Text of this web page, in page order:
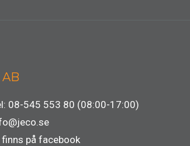
08-545 553 80 (08:00-17:00)
finns på facebook